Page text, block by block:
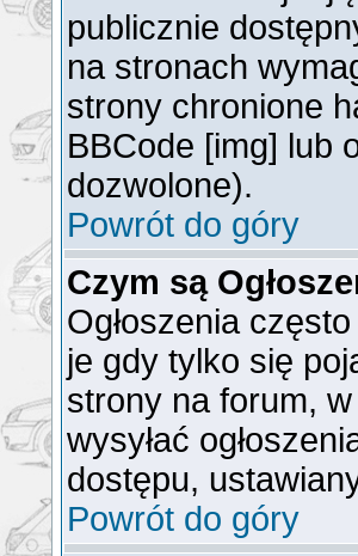
publicznie
na stronach
strony chronione
BBCode [img] lub
dozwolone).
Powrót do góry
Czym są
Ogłoszenia
je gdy tylko się
strony na forum,
wysyłać
dostępu,
Powrót do góry